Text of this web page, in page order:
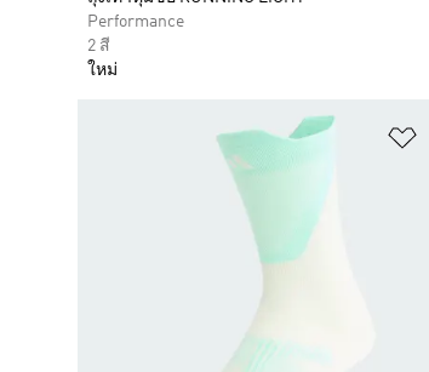
Performance
2 สี
ใหม่